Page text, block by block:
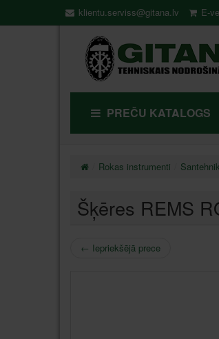
klientu.serviss@gitana.lv E-
PREČU KATALOGS
Rokas instrumenti
Šķēres REMS
← Iepriekšējā prece